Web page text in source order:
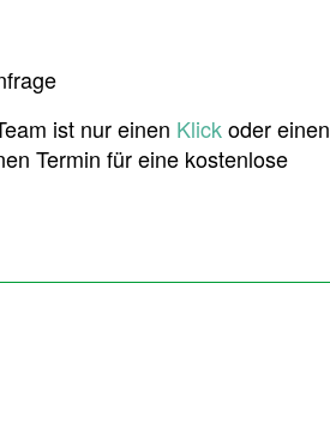
ist nur einen Klickoder einen
Termin für eine kostenlose